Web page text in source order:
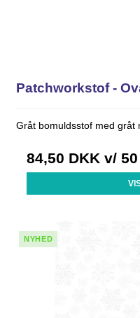
Patchworkstof -
Gråt bomuldsstof med gråt
84,50 DKK v/
NYHED